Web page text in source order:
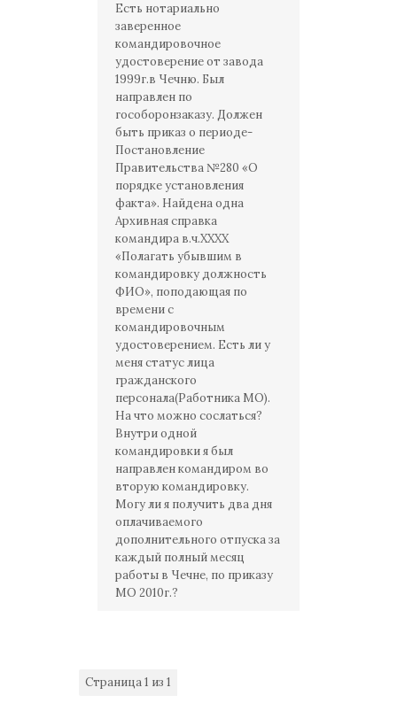
Есть нотариально
заверенное
командировочное
удостоверение от завода
1999г.в Чечню. Был
направлен по
гособоронзаказу. Должен
быть приказ о периоде-
Постановление
Правительства №280 «О
порядке установления
факта». Найдена одна
Архивная справка
командира в.ч.ХХХХ
«Полагать убывшим в
командировку должность
ФИО», поподающая по
времени с
командировочным
удостоверением. Есть ли у
меня статус лица
гражданского
персонала(Работника МО).
На что можно сослаться?
Внутри одной
командировки я был
направлен командиром во
вторую командировку.
Могу ли я получить два дня
оплачиваемого
дополнительного отпуска за
каждый полный месяц
работы в Чечне, по приказу
МО 2010г.?
Страница1 из 1